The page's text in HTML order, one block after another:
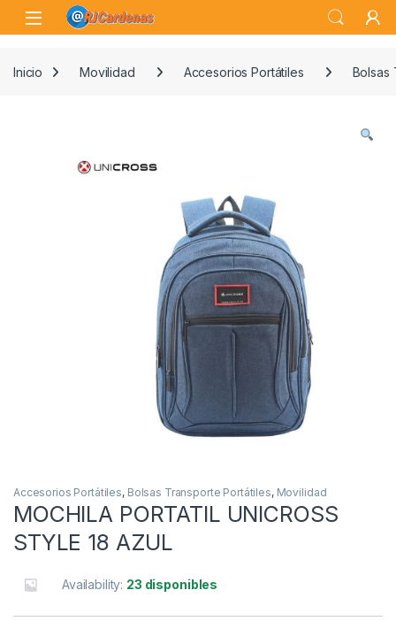
Skip to navigation
Skip to content
Open
Inicio Movilidad Accesorios Portátiles Bolsas
Accesorios Portátiles, Bolsas Transporte Portátiles, Movilidad
MOCHILA PORTATIL UNICROSS
STYLE 18 AZUL
Availability: 23 disponibles